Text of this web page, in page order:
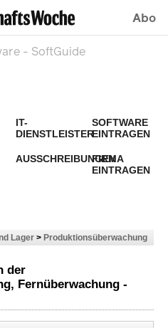
Abo
- SoftGuide
IT-
DIENSTLEISTER
SOFTWARE
EINTRAGEN
AUSSCHREIBUNGEN
FIRMA
EINTRAGEN
Lager > Produktionsüberwachung
der
Fernüberwachung -